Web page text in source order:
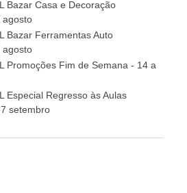
Bazar Casa e Decoração
agosto
Bazar Ferramentas Auto
agosto
Promoções Fim de Semana - 14 a
Especial Regresso às Aulas
setembro